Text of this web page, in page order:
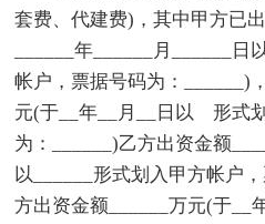
套费、代建费)，其中甲方已
______年______月______日
帐户，票据号码为：______)
元(于__年__月__日以 形式
为：______)乙方出资金额
以______形式划入甲方帐户
方出资金额______万元(于__